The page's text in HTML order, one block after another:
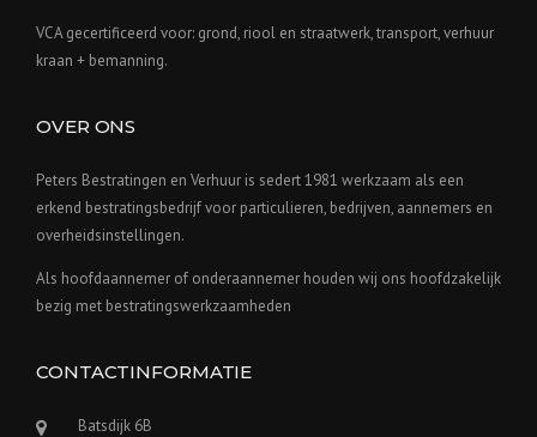
VCA gecertificeerd voor: grond, riool en straatwerk, transport, verhuur
kraan + bemanning.
OVER ONS
Peters Bestratingen en Verhuur is sedert 1981 werkzaam als een
erkend bestratingsbedrijf voor particulieren, bedrijven, aannemers en
overheidsinstellingen.
Als hoofdaannemer of onderaannemer houden wij ons hoofdzakelijk
bezig met bestratingswerkzaamheden
CONTACTINFORMATIE
Batsdijk 6B